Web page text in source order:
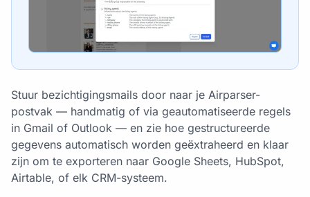
Stuur bezichtigingsmails door naar je Airparser-
postvak — handmatig of via geautomatiseerde regels
in Gmail of Outlook — en zie hoe gestructureerde
gegevens automatisch worden geëxtraheerd en klaar
zijn om te exporteren naar Google Sheets, HubSpot,
Airtable, of elk CRM-systeem.